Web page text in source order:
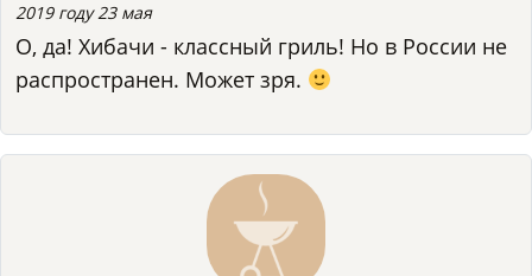
2019 году 23 мая
О, да! Хибачи - классный гриль! Но в России не
распространен. Может зря.